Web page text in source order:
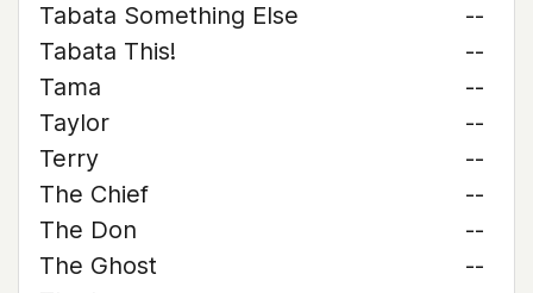
Tabata Something Else
--
Tabata This!
--
Tama
--
Taylor
--
Terry
--
The Chief
--
The Don
--
The Ghost
--